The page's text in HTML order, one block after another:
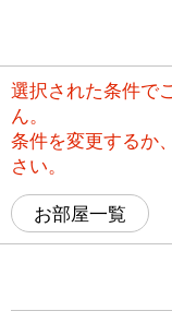
選択された条件で
ん。
条件を変更するか
さい。
お部屋一覧